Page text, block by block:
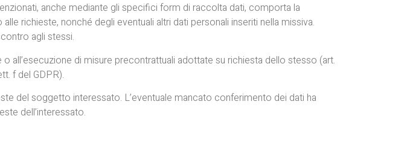
anche mediante gli specifici form di raccolta dati, comporta la
richieste, nonché degli eventuali altri dati personali inseriti nella missiva.
agli stessi.
all’esecuzione di misure precontrattuali adottate su richiesta dello stesso (art.
f del GDPR).
del soggetto interessato. L’eventuale mancato conferimento dei dati ha
dell’interessato.